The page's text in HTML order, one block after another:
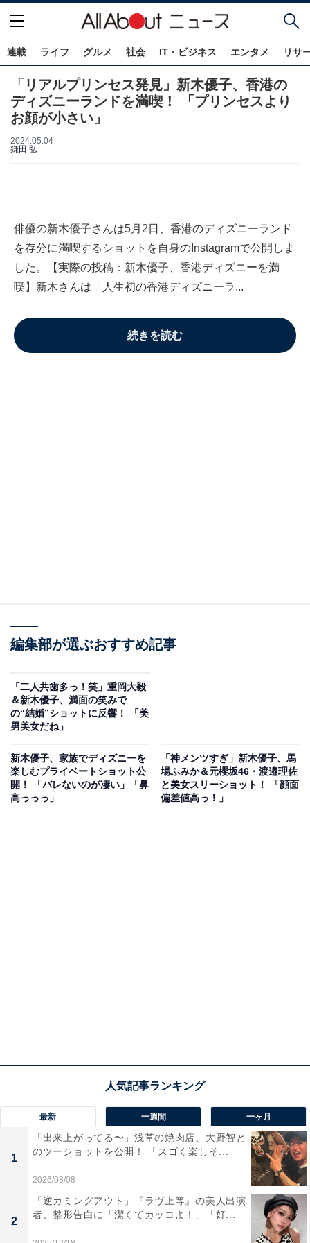
連載 ライフ グルメ 社会 IT・ビジネス エンタメ リサ
「リアルプリンセス発見」新木優子、香港の
ディズニーランドを満喫！ 「プリンセスより
お顔が小さい」
2024.05.04
鎌田 弘
俳優の新木優子さんは5月2日、香港のディズニーランド
を存分に満喫するショットを自身のInstagramで公開しま
した。【実際の投稿：新木優子、香港ディズニーを満
喫】新木さんは「人生初の香港ディズニーラ...
続きを読む
編集部が選ぶおすすめ記事
「二人共歯多っ！笑」重岡大毅
＆新木優子、満面の笑みで
の“結婚”ショットに反響！ 「美
男美女だね」
新木優子、家族でディズニーを
楽しむプライベートショット公
開！ 「バレないのが凄い」「鼻
高っっっ」
「神メンツすぎ」新木優子、馬
場ふみか＆元櫻坂46・渡邉理佐
と美女スリーショット！ 「顔面
偏差値高っ！」
最新 一週間 一ヶ月
1
「出来上がってる〜」浅草の焼肉店、大野智と
のツーショットを公開！ 「スゴく楽しそ...
2026/08/08
2
「逆カミングアウト」『ラヴ上等』の美人出演
者、整形告白に「潔くてカッコよ！」「好...